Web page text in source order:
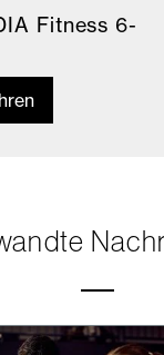
Fitness 6-